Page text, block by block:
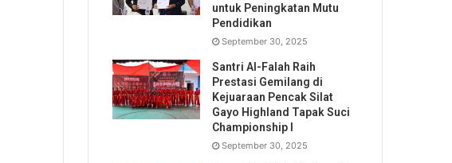
untuk Peningkatan Mutu
Pendidikan
September 30, 2025
Santri Al-Falah Raih
Prestasi Gemilang di
Kejuaraan Pencak Silat
Gayo Highland Tapak Suci
Championship I
September 30, 2025